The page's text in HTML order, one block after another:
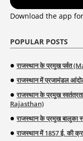
Download the app
POPULAR POSTS
राजस्थान के प्रमुख
राजस्थान में प्रजामंडल
राजस्थान के प्रमुख
Rajasthan)
राजस्थान के प्रमुख
राजस्थान में 1857 ई. की